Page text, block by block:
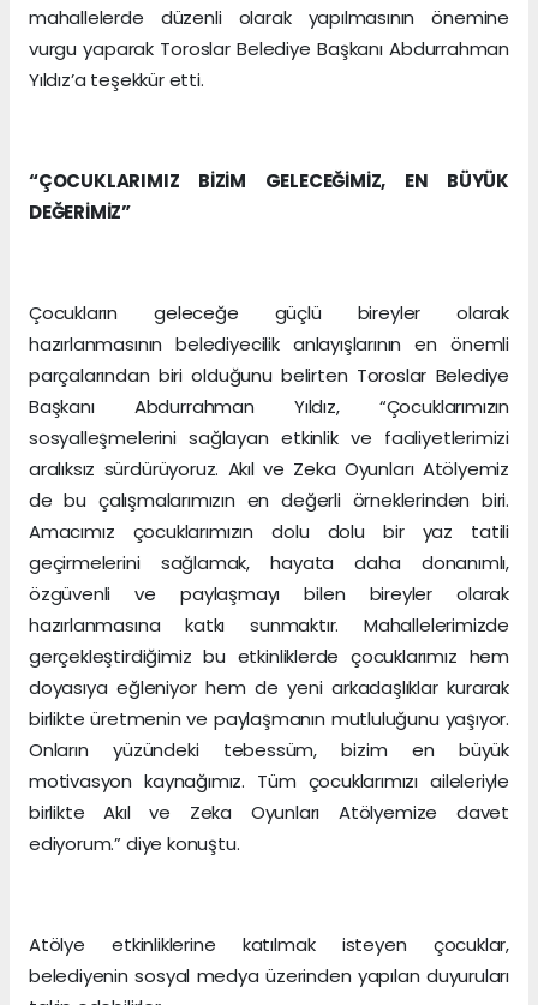
mahallelerde düzenli olarak yapılmasının önemine
vurgu yaparak Toroslar Belediye Başkanı Abdurrahman
Yıldız’a teşekkür etti.
“ÇOCUKLARIMIZ BİZİM GELECEĞİMİZ, EN BÜYÜK
DEĞERİMİZ”
Çocukların geleceğe güçlü bireyler olarak
hazırlanmasının belediyecilik anlayışlarının en önemli
parçalarından biri olduğunu belirten Toroslar Belediye
Başkanı Abdurrahman Yıldız, “Çocuklarımızın
sosyalleşmelerini sağlayan etkinlik ve faaliyetlerimizi
aralıksız sürdürüyoruz. Akıl ve Zeka Oyunları Atölyemiz
de bu çalışmalarımızın en değerli örneklerinden biri.
Amacımız çocuklarımızın dolu dolu bir yaz tatili
geçirmelerini sağlamak, hayata daha donanımlı,
özgüvenli ve paylaşmayı bilen bireyler olarak
hazırlanmasına katkı sunmaktır. Mahallelerimizde
gerçekleştirdiğimiz bu etkinliklerde çocuklarımız hem
doyasıya eğleniyor hem de yeni arkadaşlıklar kurarak
birlikte üretmenin ve paylaşmanın mutluluğunu yaşıyor.
Onların yüzündeki tebessüm, bizim en büyük
motivasyon kaynağımız. Tüm çocuklarımızı aileleriyle
birlikte Akıl ve Zeka Oyunları Atölyemize davet
ediyorum.” diye konuştu.
Atölye etkinliklerine katılmak isteyen çocuklar,
belediyenin sosyal medya üzerinden yapılan duyuruları